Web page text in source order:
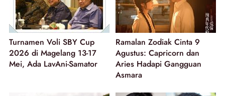
Turnamen Voli SBY Cup
2026 di Magelang 13-17
Mei, Ada LavAni-Samator
Ramalan Zodiak Cinta 9
Agustus: Capricorn dan
Aries Hadapi Gangguan
Asmara